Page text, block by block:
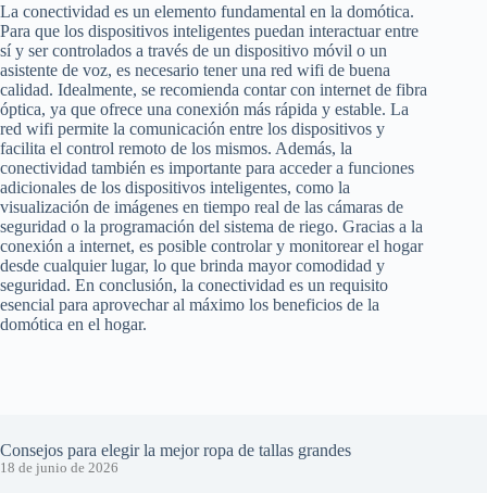
La conectividad es un elemento fundamental en la domótica.
Para que los dispositivos inteligentes puedan interactuar entre
sí y ser controlados a través de un dispositivo móvil o un
asistente de voz, es necesario tener una red wifi de buena
calidad. Idealmente, se recomienda contar con internet de fibra
óptica, ya que ofrece una conexión más rápida y estable. La
red wifi permite la comunicación entre los dispositivos y
facilita el control remoto de los mismos. Además, la
conectividad también es importante para acceder a funciones
adicionales de los dispositivos inteligentes, como la
visualización de imágenes en tiempo real de las cámaras de
seguridad o la programación del sistema de riego. Gracias a la
conexión a internet, es posible controlar y monitorear el hogar
desde cualquier lugar, lo que brinda mayor comodidad y
seguridad. En conclusión, la conectividad es un requisito
esencial para aprovechar al máximo los beneficios de la
domótica en el hogar.
Consejos para elegir la mejor ropa de tallas grandes
18 de junio de 2026